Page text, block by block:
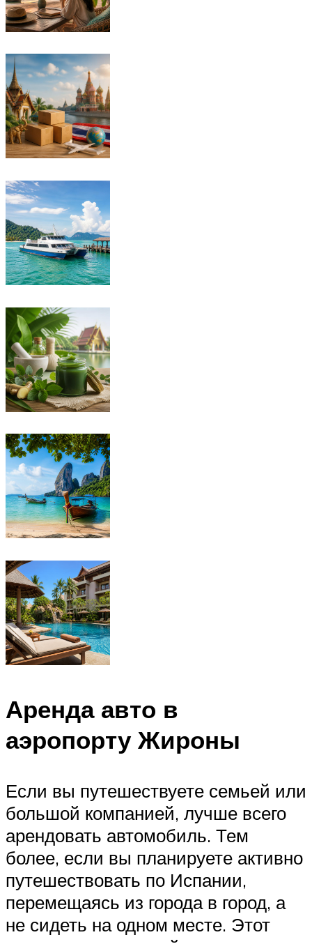
Аренда авто в
аэропорту Жироны
Если вы путешествуете семьей или
большой компанией, лучше всего
арендовать автомобиль. Тем
более, если вы планируете активно
путешествовать по Испании,
перемещаясь из города в город, а
не сидеть на одном месте. Этот